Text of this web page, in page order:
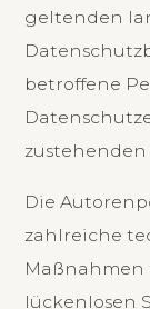
geltenden
betroffene
Die
zahlreiche
Maßnahmen
lückenlosen